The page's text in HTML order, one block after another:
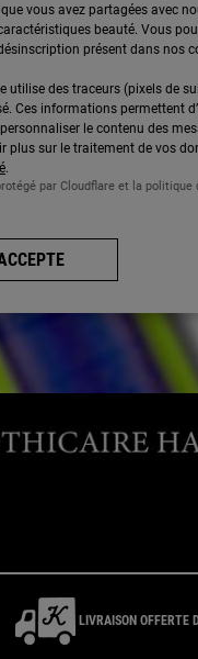
vous avez partagées avec
beauté. Vous
présent dans nos
utilise des traceurs (pixels de
Ces informations permettent
le contenu des
plus sur le traitement de vos
.
par Cloudflare et la
LIVRAISON OFFERTE